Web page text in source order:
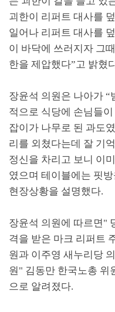
괴한이 리퍼트 대사를
일어나 리퍼트 대사를
이 바닥에 쓰러지자 그
한을 제압했다”고 밝혔
장윤석 의원은 나아가 “
적으로 식당에 손님들
잡이가 나무로 된 과도
리를 외쳤다는데 잘 기
정신을 차리고 보니 이
였으며 테이블에는 핏
현장상황을 설명했다.
장윤석 의원에 따르면"
격을 받은 마크 리퍼트
원과 이주영 새누리당
원 " 김동만 한국노총 위
으로 알려졌다.